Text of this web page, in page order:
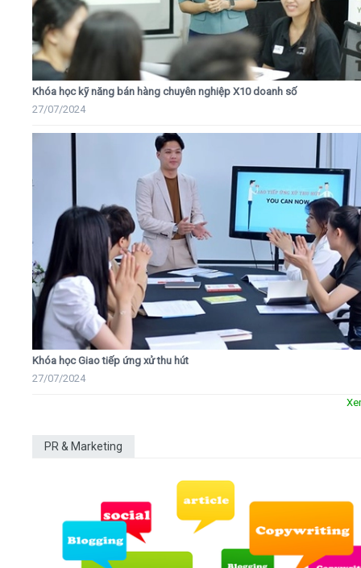
Khóa học kỹ năng bán hàng chuyên nghiệp X10 doanh số
27/07/2024
Khóa học Giao tiếp ứng xử thu hút
27/07/2024
PR & Marketing